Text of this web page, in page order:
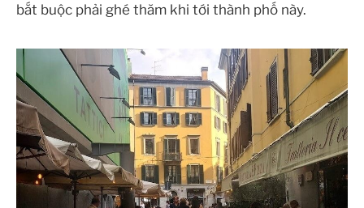
bắt buộc phải ghé thăm khi tới thành phố này.